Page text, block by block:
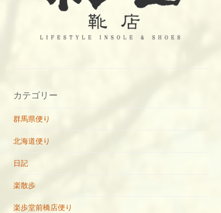
カテゴリー
群馬県便り
北海道便り
日記
楽散歩
楽歩堂前橋店便り